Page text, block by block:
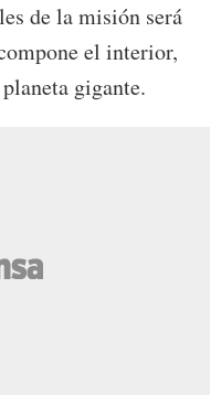
de la misión será
el interior,
gigante.